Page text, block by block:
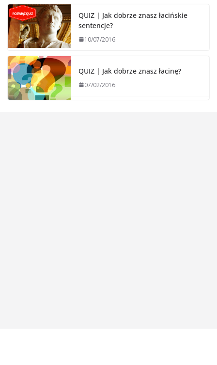
QUIZ | Jak dobrze znasz łacińskie
sentencje?
10/07/2016
QUIZ | Jak dobrze znasz łacinę?
07/02/2016